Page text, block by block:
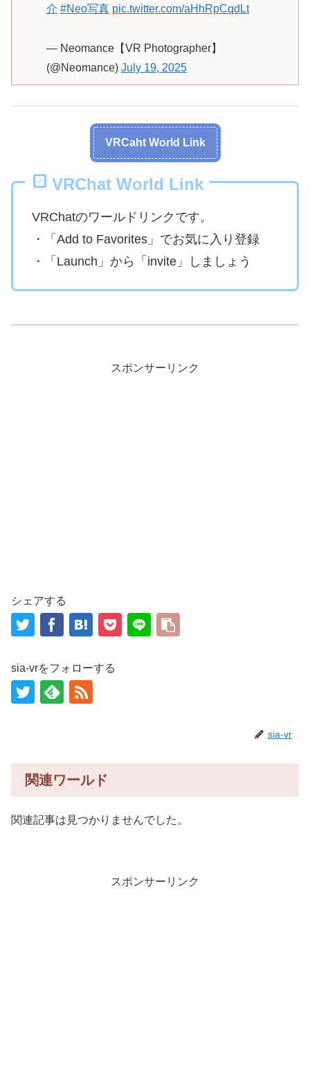
介 #Neo写真 pic.twitter.com/aHhRpCqdLt
— Neomance【VR Photographer】
(@Neomance) July 19, 2025
VRCaht World Link
VRChat World Link
VRChatのワールドリンクです。
・「Add to Favorites」でお気に入り登録
・「Launch」から「invite」しましょう
スポンサーリンク
シェアする
sia-vrをフォローする
sia-vr
関連ワールド
関連記事は見つかりませんでした。
スポンサーリンク